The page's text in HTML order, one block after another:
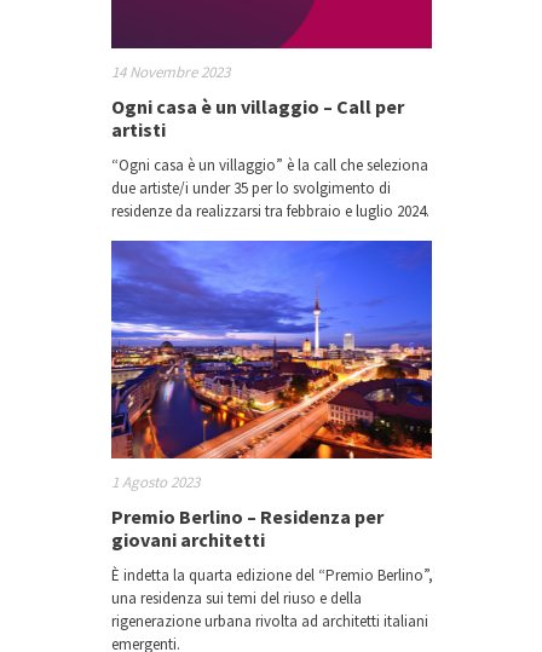
14 Novembre 2023
Ogni casa è un villaggio – Call per
artisti
“Ogni casa è un villaggio” è la call che seleziona
due artiste/i under 35 per lo svolgimento di
residenze da realizzarsi tra febbraio e luglio 2024.
1 Agosto 2023
Premio Berlino – Residenza per
giovani architetti
È indetta la quarta edizione del “Premio Berlino”,
una residenza sui temi del riuso e della
rigenerazione urbana rivolta ad architetti italiani
emergenti.